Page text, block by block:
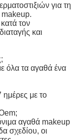
για τη
makeup.
τον
και
όλα τα αγαθά ένα
με το
αγαθά makeup
σχεδίου, οι